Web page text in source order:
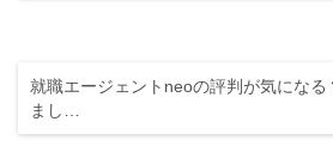
就職エージェントneoの評判が気にな
まし…